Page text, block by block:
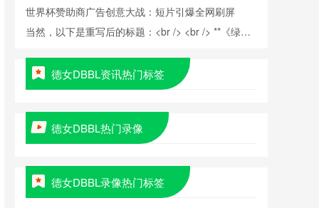
世界杯赞助商广告创意大战：短片引爆全网刷屏
当然，以下是重写后的标题：<br /> <br /> **《绿茵
德女DBBL资讯热门标签
德女DBBL热门录像
德女DBBL录像热门标签